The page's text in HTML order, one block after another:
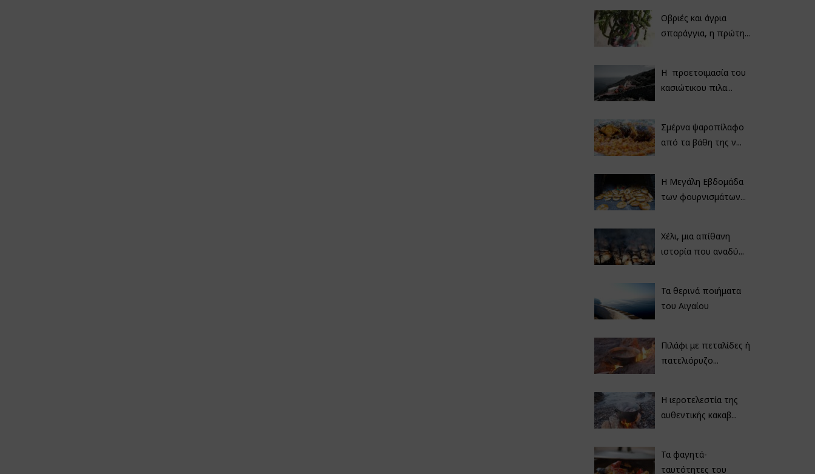
Οβριές και άγρια
σπαράγγια, η πρώτη...
Η προετοιμασία του
κασιώτικου πιλα...
Σμέρνα ψαροπίλαφο
από τα βάθη της ν...
Η Μεγάλη Εβδομάδα
των φουρνισμάτων...
Χέλι, μια απίθανη
ιστορία που αναδύ...
Τα θερινά ποιήματα
του Αιγαίου
Πιλάφι με πεταλίδες ή
πατελιόρυζο...
Η ιεροτελεστία της
αυθεντικής κακαβ...
Τα φαγητά-
ταυτότητες του